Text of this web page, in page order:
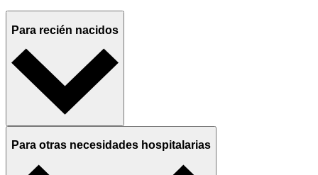
Para recién nacidos
Para otras necesidades hospitalarias